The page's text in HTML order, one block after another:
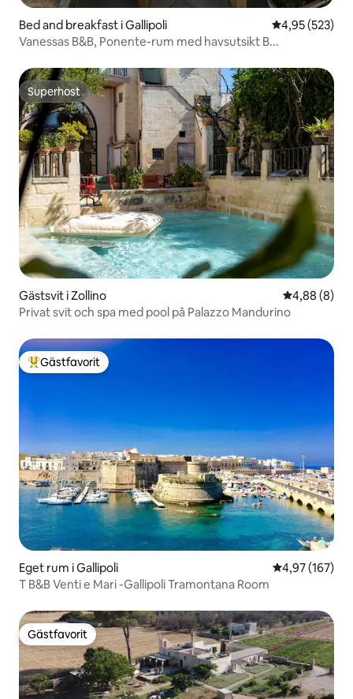
Bed and breakfast i Gallipoli 4,95 av 5 i
4,95 (523)
Vanessas B&B, Ponente-rum med havsutsikt B...
Superhost
Superhost
Gästsvit i Zollino 4,88 av 5 i
4,88 (8)
Privat svit och spa med pool på Palazzo Mandurino
Populär gästfavorit
Gästfavorit
Eget rum i Gallipoli 4,97 av 5 i
4,97 (167)
T B&B Venti e Mari -Gallipoli Tramontana Room
Gästfavorit
Gästfavorit